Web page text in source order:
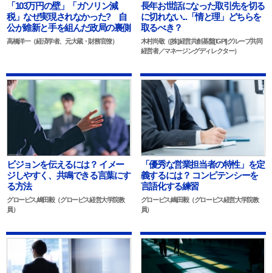
「103万円の壁」「ガソリン減
税」なぜ実現されなかった? 自
公が維新と手を組んだ政局の裏側
高橋洋一（経済学者、元大蔵・財務官僚）
長年お世話になった取引先を切る
に切れない...「情と理」どちらを
取るべき？
木村尚敬（[株]経営共創基盤[IGPI]グループ共同
経営者／マネージングディレクター）
ビジョンを伝えるには？ イメー
ジしやすく、共鳴できる言葉にす
る方法
グロービス,嶋田毅（グロービス経営大学院教
員）
「優秀な営業担当者の特性」を定
義するには？ コンピテンシーを
言語化する練習
グロービス,嶋田毅（グロービス経営大学院教
員）